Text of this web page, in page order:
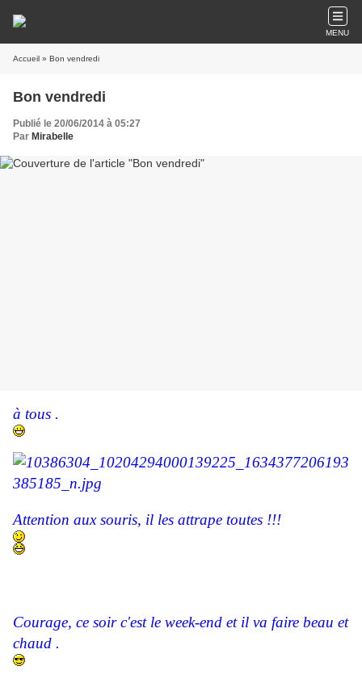
MENU
Accueil » Bon vendredi
Bon vendredi
Publié le 20/06/2014 à 05:27
Par Mirabelle
à tous .
Attention aux souris, il les attrape toutes !!!
Courage, ce soir c'est le week-end et il va faire beau et
chaud .